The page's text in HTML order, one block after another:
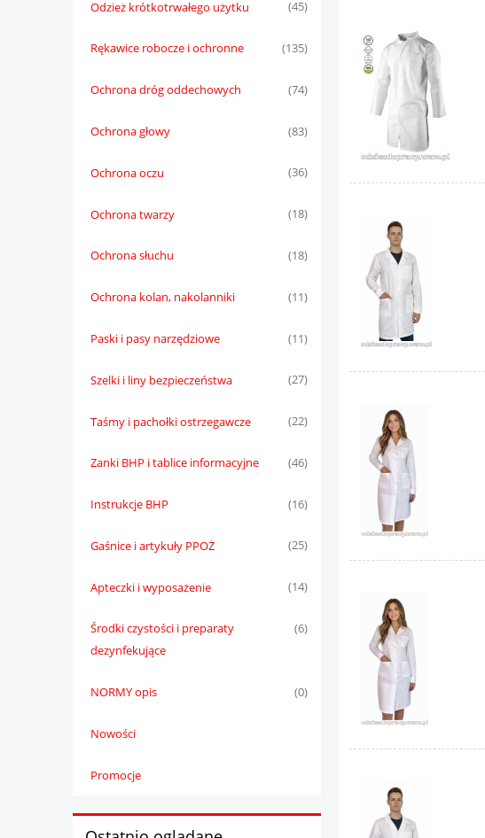
Odzież krótkotrwałego użytku (45)
Rękawice robocze i ochronne (135)
Ochrona dróg oddechowych (74)
Ochrona głowy (83)
Ochrona oczu (36)
Ochrona twarzy (18)
Ochrona słuchu (18)
Ochrona kolan, nakolanniki (11)
Paski i pasy narzędziowe (11)
Szelki i liny bezpieczeństwa (27)
Taśmy i pachołki ostrzegawcze (22)
Zanki BHP i tablice informacyjne (46)
Instrukcje BHP (16)
Gaśnice i artykuły PPOŻ (25)
Apteczki i wyposażenie (14)
Środki czystości i preparaty
dezynfekujące
(6)
NORMY opis (0)
Nowości
Promocje